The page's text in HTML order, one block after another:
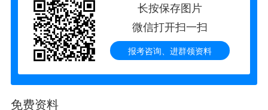
长按保存图片
微信打开扫一扫
报考咨询、进群领资料
免费资料